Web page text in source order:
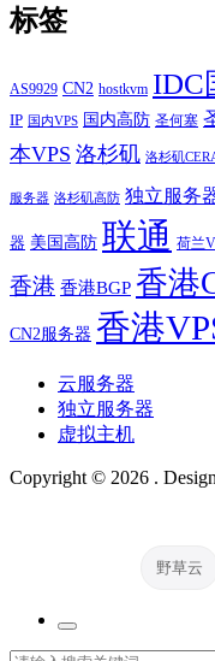
标签
AS9929 CN2 hostkvm IDC
IP 国内VPS 国内高防 圣何塞
本VPS 洛杉矶 洛杉矶
服务器 洛杉矶高防 独立服务
器 美国高防 联通 荷兰
香港 香港BGP 香港
CN2服务器 香港
云服务器
独立服务器
虚拟主机
Copyright © 2026 .
野草云